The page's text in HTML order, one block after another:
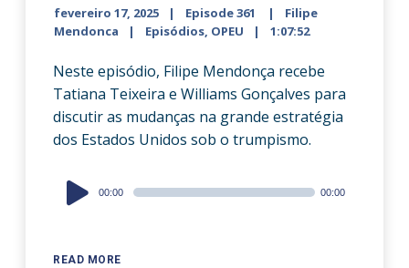
fevereiro 17, 2025 Episode 361
Filipe
Mendonca
Episódios, OPEU 1:07:52
Neste episódio, Filipe Mendonça recebe
Tatiana Teixeira e Williams Gonçalves para
discutir as mudanças na grande estratégia
dos Estados Unidos sob o trumpismo.
READ MORE
Audio
Player
00:00 00:00